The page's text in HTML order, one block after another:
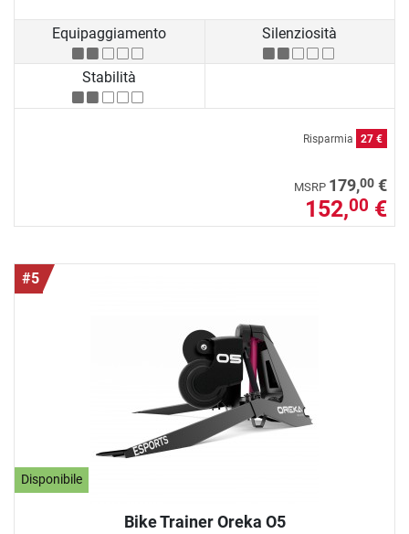
Equipaggiamento Silenziosità
Stabilità
Risparmia 27 €
MSRP 179,00 €
152,00 €
#5
Disponibile
Bike Trainer Oreka O5